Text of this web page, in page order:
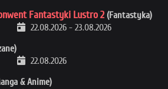
Fantastyki Lustro 2 (Fantastyka)
22.08.2026 - 23.08.2026
22.08.2026
& Anime)